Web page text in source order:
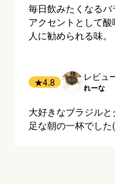
毎日飲みたくなるバ
アクセントとして
人に勧められる味。
★4.8 レビュ
れーな
大好きなブラジル
足な朝の一杯でした